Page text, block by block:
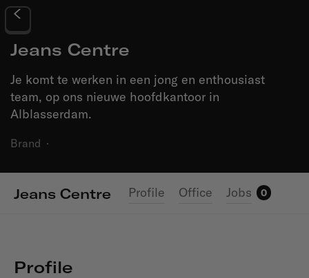
Jeans Centre
Je komt te werken in een jong en enthousiast
team, op ons nieuwe hoofdkantoor in
Alblasserdam.
Brand ·
Jeans Centre Profile Office Jobs 0
Profile